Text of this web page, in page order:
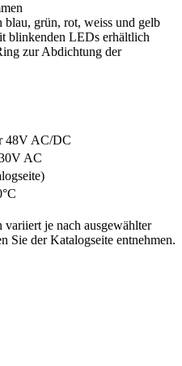
grün, rot, weiss und gelb
blinkenden LEDs erhältlich
zur Abdichtung der
48V AC/DC
AC
je nach ausgewählter
Sie der Katalogseite entnehmen.